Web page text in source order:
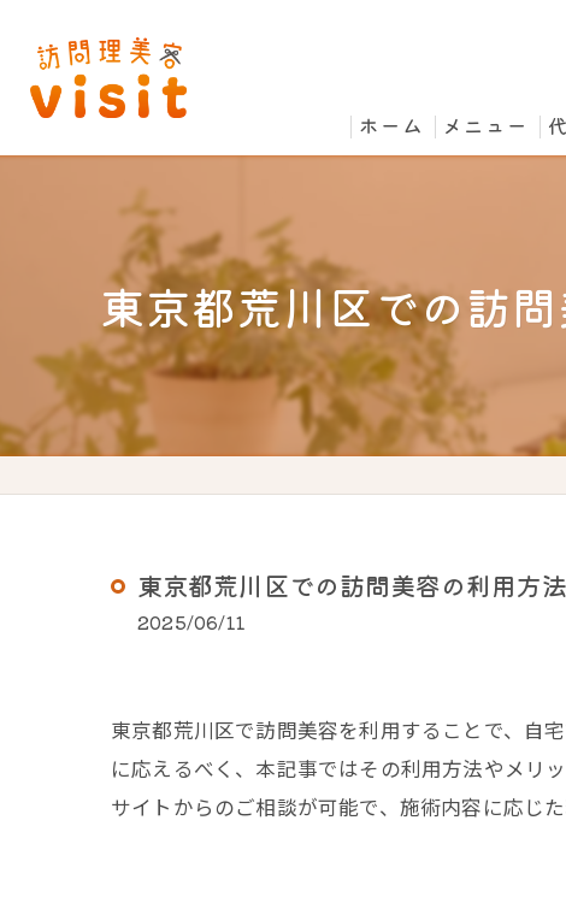
ホーム メニュー
東京都荒川区での訪
東京都荒川区での訪問美容の利用方
2025/06/11
東京都荒川区で訪問美容を利用することで、自
に応えるべく、本記事ではその利用方法やメリ
サイトからのご相談が可能で、施術内容に応じ